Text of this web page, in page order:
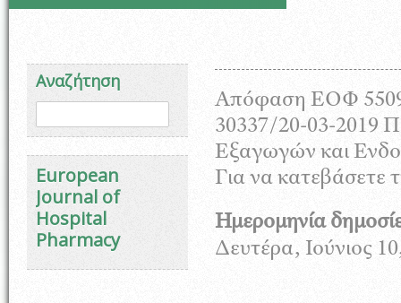
Αναζήτηση
Φόρμα αναζήτησης
European
Journal of
Hospital
Pharmacy
Απόφαση ΕΟΦ
30337/20-03-2019
Εξαγωγών και
Για να
Ημερομηνία
Δευτέρα, Ιούνιος